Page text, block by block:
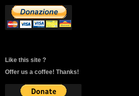
Like this site ?
Offer us a coffee! Thanks!